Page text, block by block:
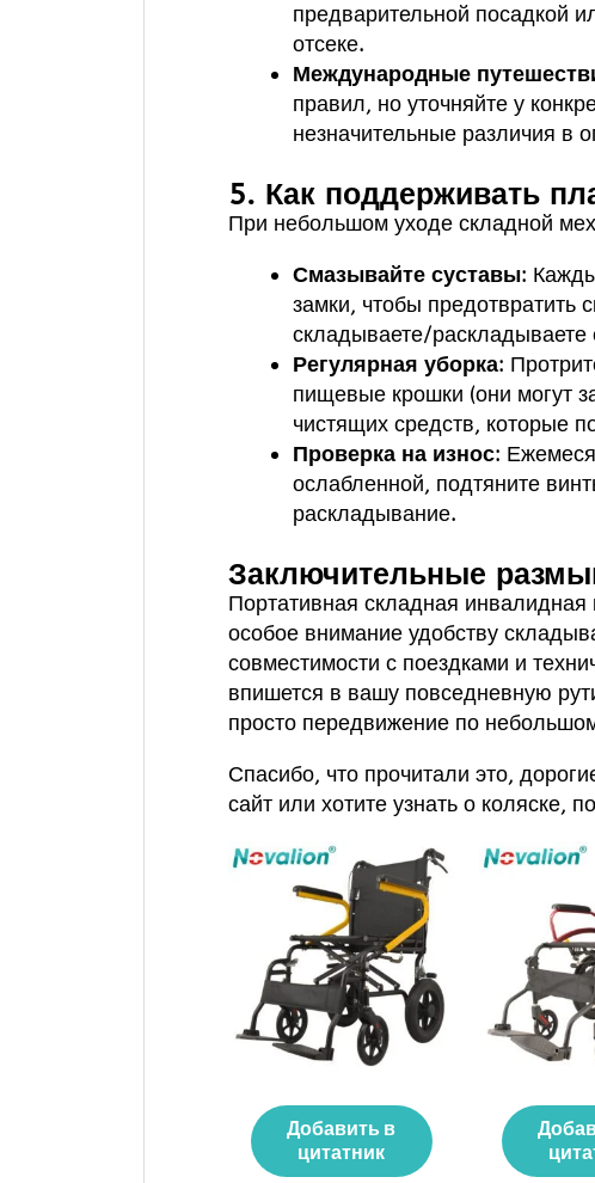
предварительной посадкой
отсеке.
Международные
правил, но уточняйте у
незначительные различия в
5. Как поддерживать
При небольшом уходе складной
Смазывайте суставы:
замки, чтобы предотвратить
складываете/раскладываете
Регулярная уборка:
пищевые крошки (они могут
чистящих средств, которые
Проверка на износ:
ослабленной, подтяните
раскладывание.
Заключительные
Портативная складная
особое внимание удобству
совместимости с поездками и
впишется в вашу повседневную
просто передвижение по
Спасибо, что прочитали это,
сайт или хотите узнать о коляске,
Добавить в
цитатник